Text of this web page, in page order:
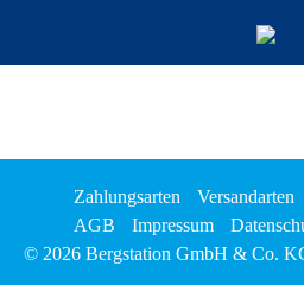
Zahlungsarten Versandarten
AGB
Impressum
© 2026 Bergstation GmbH & Co.